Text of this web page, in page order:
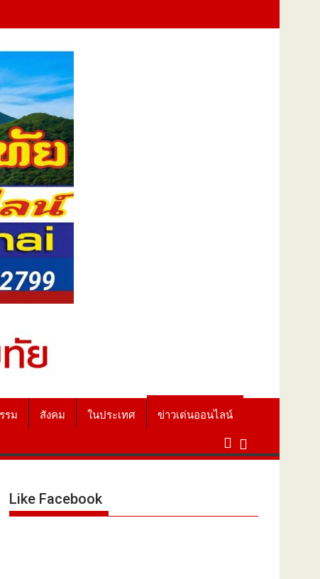
แห่งชาติ แทนคำว่ารัก ชวนลูกพาแม่เที่ยว
รม สังคม ในประเทศ ข่าวเด่นออนไลน์
Like Facebook